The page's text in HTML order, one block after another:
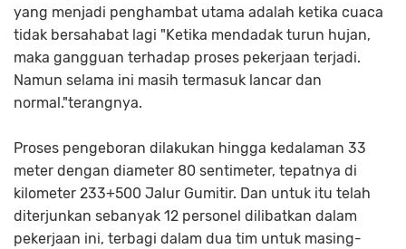
yang menjadi penghambat utama adalah ketika cuaca
tidak bersahabat lagi "Ketika mendadak turun hujan,
maka gangguan terhadap proses pekerjaan terjadi.
Namun selama ini masih termasuk lancar dan
normal."terangnya.
Proses pengeboran dilakukan hingga kedalaman 33
meter dengan diameter 80 sentimeter, tepatnya di
kilometer 233+500 Jalur Gumitir. Dan untuk itu telah
diterjunkan sebanyak 12 personel dilibatkan dalam
pekerjaan ini, terbagi dalam dua tim untuk masing-